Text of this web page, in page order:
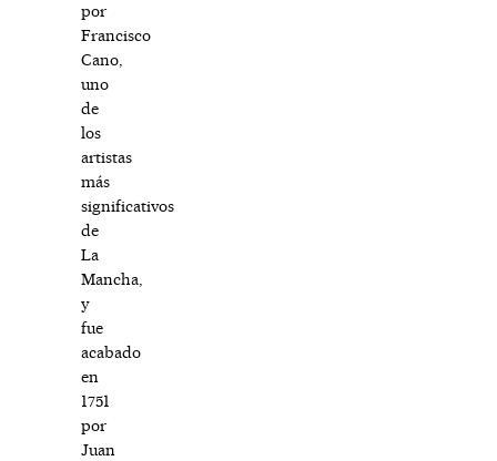
por
Francisco
Cano,
uno
de
los
artistas
más
significativos
de
La
Mancha,
y
fue
acabado
en
1751
por
Juan